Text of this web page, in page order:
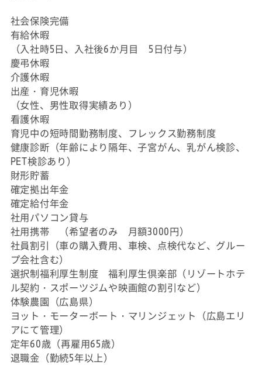
社会保険完備
有給休暇
（入社時5日、入社後6か月目 5日付与）
慶弔休暇
介護休暇
出産・育児休暇
（女性、男性取得実績あり）
看護休暇
育児中の短時間勤務制度、フレックス勤務制度
健康診断（年齢により隔年、子宮がん、乳がん検診、
PET検診あり）
財形貯蓄
確定拠出年金
確定給付年金
社用パソコン貸与
社用携帯 （希望者のみ 月額3000円）
社員割引（車の購入費用、車検、点検代など、グルー
プ会社含む）
選択制福利厚生制度 福利厚生倶楽部（リゾートホテ
ル契約・スポーツジムや映画館の割引など）
体験農園（広島県）
ヨット・モーターボート・マリンジェット（広島エリ
アにて管理）
定年60歳（再雇用65歳）
退職金（勤続5年以上）